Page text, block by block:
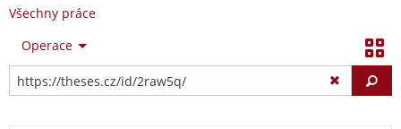
Všechny práce
Operace